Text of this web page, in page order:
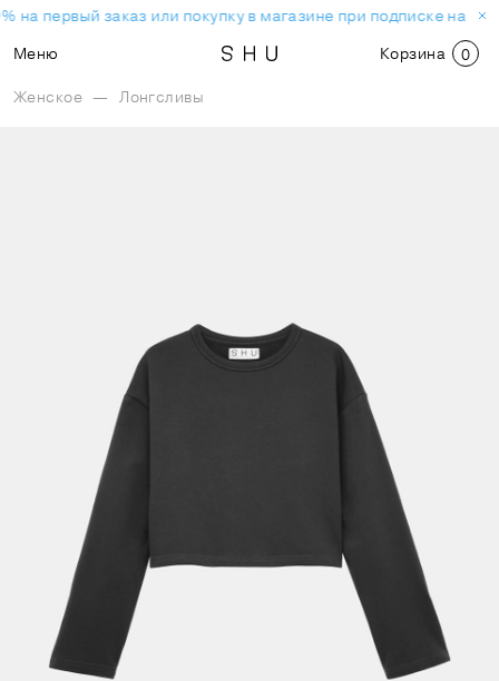
на первый заказ или покупку в магазине при подписке на
Меню
Корзина 0
Женское — Лонгсливы